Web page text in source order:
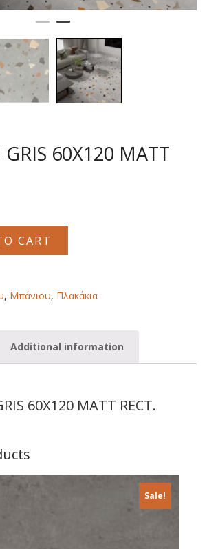
GRIS 60X120 MATT
CART
, Μπάνιου, Πλακάκια
Additional information
60X120 MATT RECT.
Sale!